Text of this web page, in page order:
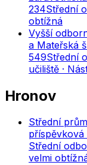
234Střední
obtížná
Vyšší
a Mateřská
549Střední
učiliště ·
Hronov
Střední
Střední
velmi